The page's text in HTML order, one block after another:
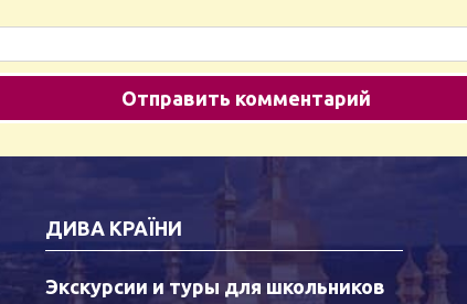
ДИВА КРАЇНИ
Экскурсии и туры для школьников